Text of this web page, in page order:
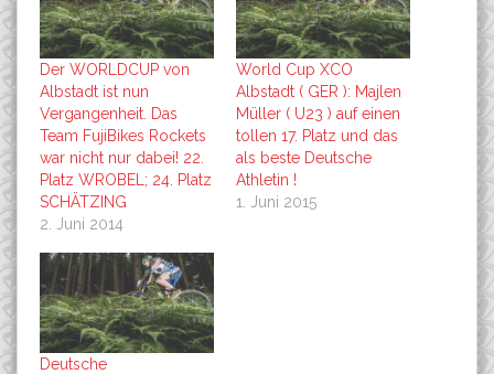
Der WORLDCUP von
Albstadt ist nun
Vergangenheit. Das
Team FujiBikes Rockets
war nicht nur dabei! 22.
Platz WROBEL; 24. Platz
SCHÄTZING
2. Juni 2014
World Cup XCO
Albstadt ( GER ): Majlen
Müller ( U23 ) auf einen
tollen 17. Platz und das
als beste Deutsche
Athletin !
1. Juni 2015
Deutsche